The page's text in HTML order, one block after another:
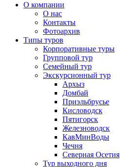
О компании
О нас
Контакты
Фотоархив
Типы туров
Корпоративные туры
Групповой тур
Семейный тур
Экскурсионный тур
Архыз
Домбай
Приэльбрусье
Кисловодск
Пятигорск
Железноводск
КавМинВоды
Чечня
Северная Осетия
Тур выходного дня